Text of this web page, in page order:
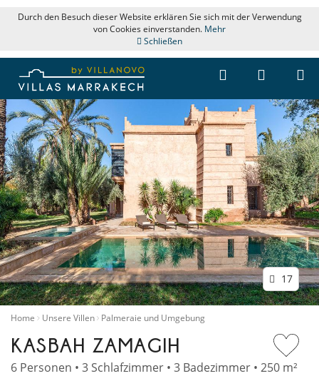
Durch den Besuch dieser Website erklären Sie sich mit der Verwendung
von Cookies einverstanden. Mehr
Schließen
17
Home Unsere Villen Palmeraie und Umgebung
KASBAH ZAMAGIH
6 Personen • 3 Schlafzimmer • 3 Badezimmer • 250 m²